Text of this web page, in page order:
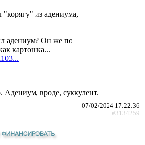
"корягу" из адениума,
адениум? Он же по
картошка...
Адениум, вроде, суккулент.
07/02/2024 17:22:36
#3134259